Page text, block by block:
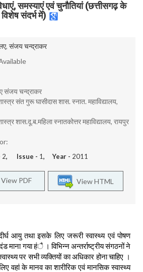
समस्याएं एवं चुनौतियां (छत्तीसगढ़ के
विशेष संदर्भ में)
, संजय चन्द्राकर
संजय चन्द्राकर
संत गुरू घासीदास शास. स्नात. महाविद्यालय,
शास.दू.ब.महिला स्नातकोत्तर महाविद्यालय, रायपुर
2, Issue - 1, Year - 2011
View HTML
View PDF
आयु तथा इसके लिए जरूरी स्वास्थ्य एवं पोषण
माना गया हंै । विभिन्न अन्तर्राष्ट्रीय संगठनों ने
पर सभी व्यक्तियों का अधिकार होना चाहिए ।
वहां के मानव का शारीरिक एवं मानसिक स्वास्थ्य